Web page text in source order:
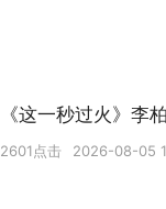
《这一秒过火》李
2601点击 2026-08-05